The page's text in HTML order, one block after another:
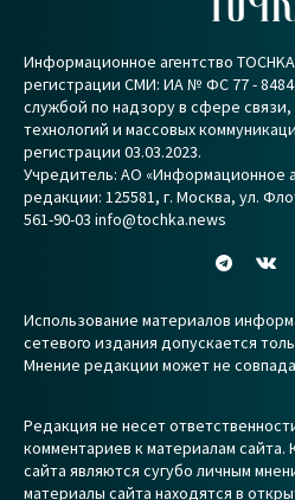
Информационное агентство
регистрации СМИ: ИА № ФС 77 -
службой по надзору в сфере
технологий и массовых
регистрации 03.03.2023.
Учредитель: АО «Информационное
редакции: 125581, г. Москва, ул.
561-90-03 info@tochka.news
Использование материалов
сетевого издания допускается
Мнение редакции может не
Редакция не несет
комментариев к материалам
сайта являются сугубо личным
материалы сайта находятся в